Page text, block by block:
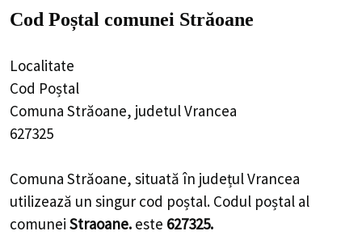
Cod Poștal comunei Străoane
Localitate
Cod Poștal
Comuna Străoane, judetul Vrancea
627325
Comuna Străoane, situată în județul Vrancea
utilizează un singur cod poștal. Codul poștal al
comunei Straoane. este 627325.